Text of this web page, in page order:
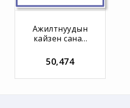
Ажилтнуудын
кайзен санал
хүлээн авах,
шийдвэрлэх
журам
50,474